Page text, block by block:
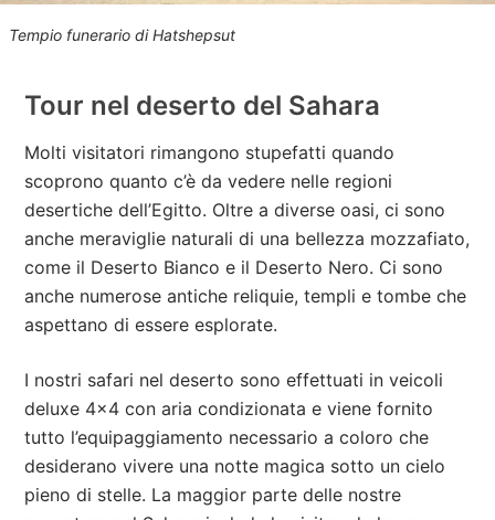
Tempio funerario di Hatshepsut
Tour nel deserto del Sahara
Molti visitatori rimangono stupefatti quando
scoprono quanto c’è da vedere nelle regioni
desertiche dell’Egitto. Oltre a diverse oasi, ci sono
anche meraviglie naturali di una bellezza mozzafiato,
come il Deserto Bianco e il Deserto Nero. Ci sono
anche numerose antiche reliquie, templi e tombe che
aspettano di essere esplorate.
I nostri safari nel deserto sono effettuati in veicoli
deluxe 4×4 con aria condizionata e viene fornito
tutto l’equipaggiamento necessario a coloro che
desiderano vivere una notte magica sotto un cielo
pieno di stelle. La maggior parte delle nostre